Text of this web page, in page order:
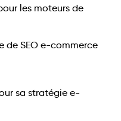
les moteurs de
de SEO e-commerce